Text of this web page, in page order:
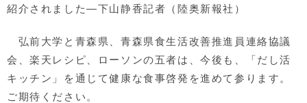
紹介されました―下山静香記者（陸奥新報社）
弘前大学と青森県、青森県食生活改善推進員連絡協議
会、楽天レシピ、ローソンの五者は、今後も、「だし活
キッチン」を通じて健康な食事啓発を進めて参ります。
ご期待ください。